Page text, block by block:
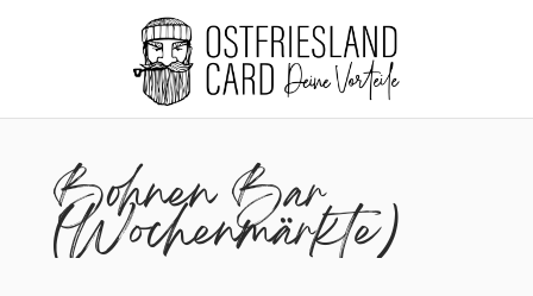
Bohnen Bar
(Wochenmärkte)